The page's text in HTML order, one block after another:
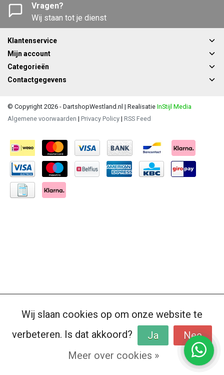
Vragen?
Wij staan tot je dienst
Klantenservice
Mijn account
Categorieën
Contactgegevens
© Copyright 2026 - DartshopWestland.nl | Realisatie InStijl Media
Algemene voorwaarden | Privacy Policy | RSS Feed
Wij slaan cookies op om onze website te
verbeteren. Is dat akkoord?
Ja
Nee
Meer over cookies »